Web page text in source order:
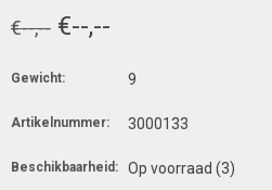
€--,-- €--,--
Gewicht: 9
Artikelnummer: 3000133
Beschikbaarheid: Op voorraad (3)